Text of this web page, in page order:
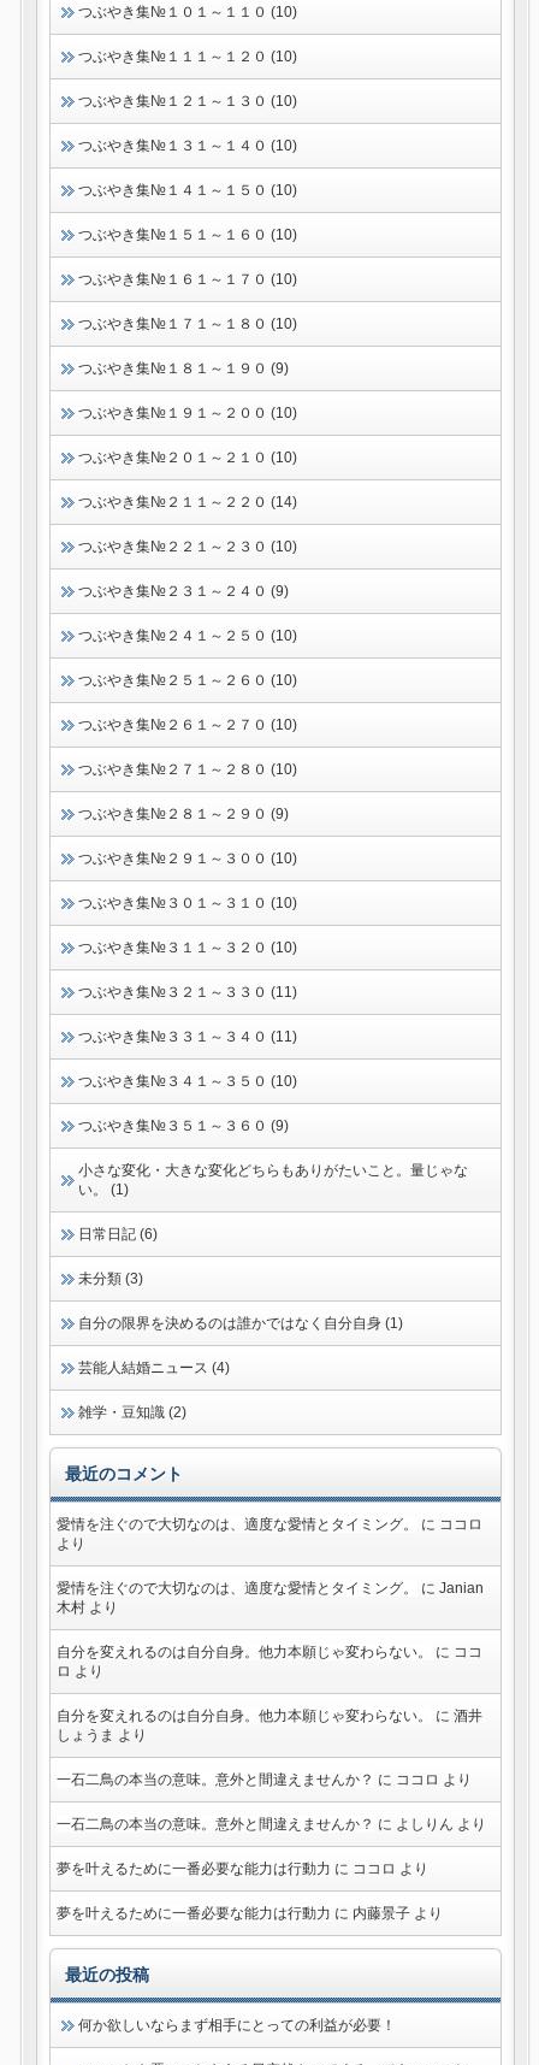
つぶやき集№１０１～１１０ (10)
つぶやき集№１１１～１２０ (10)
つぶやき集№１２１～１３０ (10)
つぶやき集№１３１～１４０ (10)
つぶやき集№１４１～１５０ (10)
つぶやき集№１５１～１６０ (10)
つぶやき集№１６１～１７０ (10)
つぶやき集№１７１～１８０ (10)
つぶやき集№１８１～１９０ (9)
つぶやき集№１９１～２００ (10)
つぶやき集№２０１～２１０ (10)
つぶやき集№２１１～２２０ (14)
つぶやき集№２２１～２３０ (10)
つぶやき集№２３１～２４０ (9)
つぶやき集№２４１～２５０ (10)
つぶやき集№２５１～２６０ (10)
つぶやき集№２６１～２７０ (10)
つぶやき集№２７１～２８０ (10)
つぶやき集№２８１～２９０ (9)
つぶやき集№２９１～３００ (10)
つぶやき集№３０１～３１０ (10)
つぶやき集№３１１～３２０ (10)
つぶやき集№３２１～３３０ (11)
つぶやき集№３３１～３４０ (11)
つぶやき集№３４１～３５０ (10)
つぶやき集№３５１～３６０ (9)
小さな変化・大きな変化どちらもありがたいこと。量じゃな
い。 (1)
日常日記 (6)
未分類 (3)
自分の限界を決めるのは誰かではなく自分自身 (1)
芸能人結婚ニュース (4)
雑学・豆知識 (2)
最近のコメント
愛情を注ぐので大切なのは、適度な愛情とタイミング。 に ココロ
より
愛情を注ぐので大切なのは、適度な愛情とタイミング。 に Janian
木村より
自分を変えれるのは自分自身。他力本願じゃ変わらない。 に ココ
ロ より
自分を変えれるのは自分自身。他力本願じゃ変わらない。 に 酒井
しょうま より
一石二鳥の本当の意味。意外と間違えませんか？ に ココロ より
一石二鳥の本当の意味。意外と間違えませんか？ に よしりん より
夢を叶えるために一番必要な能力は行動力 に ココロ より
夢を叶えるために一番必要な能力は行動力 に 内藤景子より
最近の投稿
何か欲しいならまず相手にとっての利益が必要！